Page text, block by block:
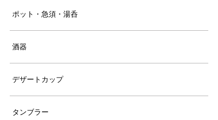
ポット・急須・湯呑
酒器
デザートカップ
タンブラー